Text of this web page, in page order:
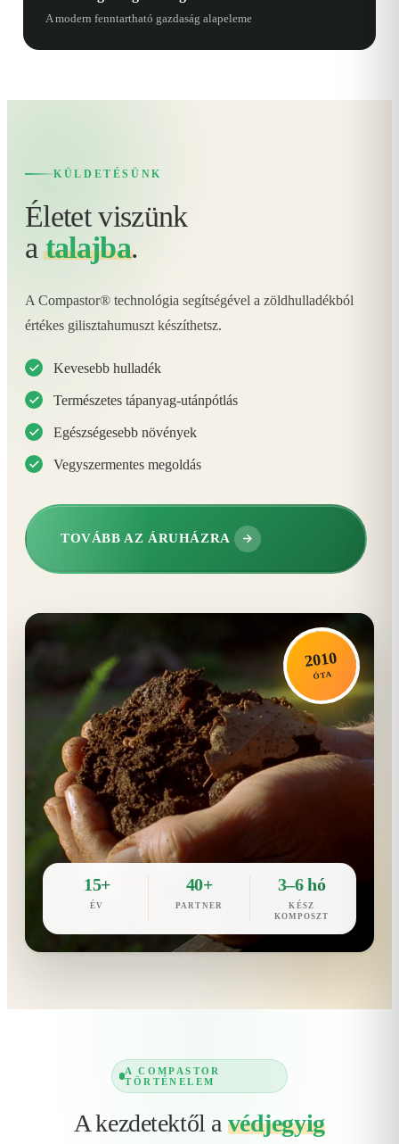
A modern fenntartható gazdaság alapeleme
KÜLDETÉSÜNK
Életet viszünk
atalajba.
A Compastor® technológia segítségével a zöldhulladékból
értékes gilisztahumuszt készíthetsz.
Kevesebb hulladék
Természetes tápanyag-utánpótlás
Egészségesebb növények
Vegyszermentes megoldás
TOVÁBB AZ ÁRUHÁZRA
2010
ÓTA
15+
ÉV
40+
PARTNER
3–6 hó
KÉSZ
KOMPOSZT
A COMPASTOR
TÖRTÉNELEM
A kezdetektől a védjegyig